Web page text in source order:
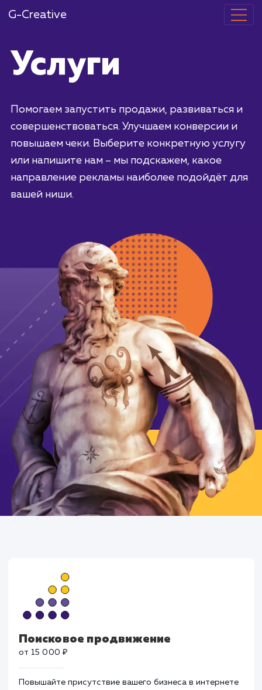
G-Creative
Услуги
Помогаем запустить продажи, развиваться
совершенствоваться. Улучшаем конверсии
повышаем чеки. Выберите конкретную
или напишите нам – мы подскажем, какое
направление рекламы наиболее подойдёт